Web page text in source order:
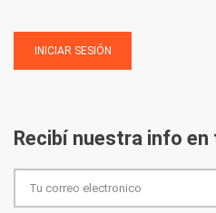
Recibí nuestra info